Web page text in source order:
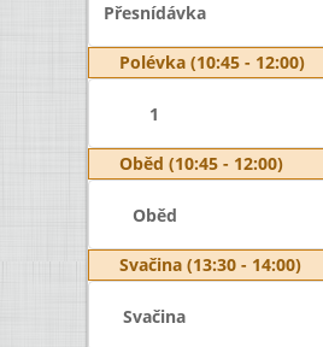
Přesnídávka
Polévka (10:45 - 12:00)
1
Oběd (10:45 - 12:00)
Oběd
Svačina (13:30 - 14:00)
Svačina